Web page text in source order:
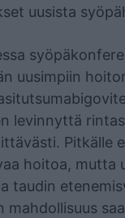
uusista
uusimpiin
levinnyttä
Pitkälle
hoitoa, mutta
taudin
mahdollisuus